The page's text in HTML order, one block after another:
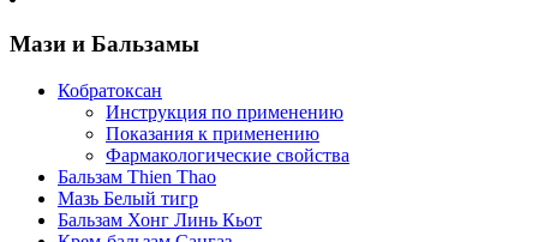
Мази и Бальзамы
Кобратоксан
Инструкция по применению
Показания к применению
Фармакологические свойства
Бальзам Thien Thao
Мазь Белый тигр
Бальзам Хонг Линь Кьот